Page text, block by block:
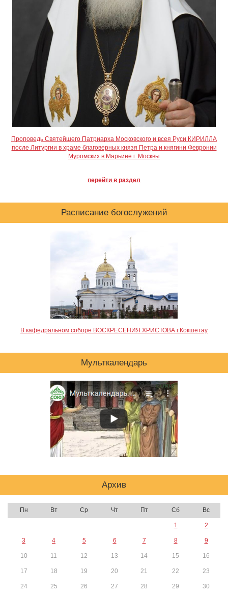
Проповедь Святейшего Патриарха Московского и всея Руси КИРИЛЛА
после Литургии в храме благоверных князя Петра и княгини Февронии
Муромских в Марьине г. Москвы
перейти в раздел
Расписание богослужений
В кафедральном соборе ВОСКРЕСЕНИЯ ХРИСТОВА г.Кокшетау
Мульткалендарь
Архив
Пн Вт Ср Чт Пт Сб Вс
1 2
3 4 5 6 7 8 9
10 11 12 13 14 15 16
17 18 19 20 21 22 23
24 25 26 27 28 29 30